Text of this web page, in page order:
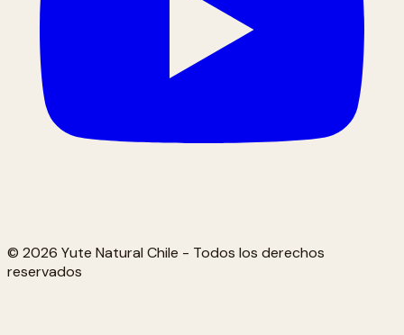
© 2026 Yute Natural Chile - Todos los derechos
reservados